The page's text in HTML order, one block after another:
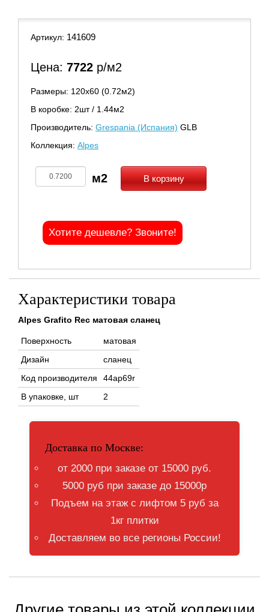
Артикул: 141609
Цена: 7722 р/м2
Размеры: 120х60 (0.72м2)
В коробке: 2шт / 1.44м2
Производитель: Grespania (Испания) GLB
Коллекция: Alpes
В корзину
Хотите дешевле? Звоните!
Характеристики товара
Alpes Grafito Rec матовая сланец
Поверхность
матовая
Дизайн
сланец
Код производителя
44ap69r
В упаковке, шт
2
Доставка по Москве:
от 2000 при заказе от 15000 руб.
5000 руб при заказе до 15000р
Подъем на этаж с лифтом 5 руб за
1кг плитки
Доставляем во все регионы России!